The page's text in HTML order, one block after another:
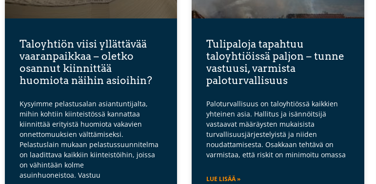
Taloyhtiön viisi yllättävää
vaaranpaikkaa – oletko
osannut kiinnittää
huomiota näihin asioihin?
Kysyimme pelastusalan asiantuntijalta,
mihin kohtiin kiinteistössä kannattaa
kiinnittää erityistä huomiota vakavien
onnettomuuksien välttämiseksi.
Pelastuslain mukaan pelastussuunnitelma
on laadittava kaikkiin kiinteistöihin, joissa
on vähintään kolme
asuinhuoneistoa. Vastuu
Tulipaloja tapahtuu
taloyhtiöissä paljon – tunne
vastuusi, varmista
paloturvallisuus
Paloturvallisuus on taloyhtiössä kaikkien
yhteinen asia. Hallitus ja isännöitsijä
vastaavat määräysten mukaisista
turvallisuusjärjestelyistä ja niiden
noudattamisesta. Osakkaan tehtävä on
varmistaa, että riskit on minimoitu omassa
LUE LISÄÄ »